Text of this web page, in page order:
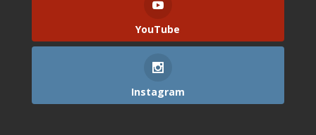
YouTube
Instagram